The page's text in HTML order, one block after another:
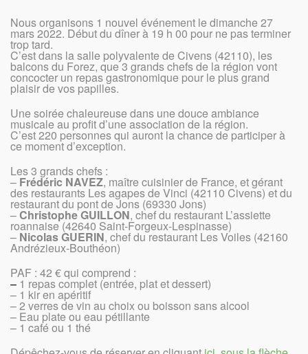
Nous organisons 1 nouvel événement le dimanche 27
mars 2022. Début du dîner à 19 h 00 pour ne pas terminer
trop tard.
C’est dans la salle polyvalente de Civens (42110), les
balcons du Forez, que 3 grands chefs de la région vont
concocter un repas gastronomique pour le plus grand
plaisir de vos papilles.
Une soirée chaleureuse dans une douce ambiance
musicale au profit d’une association de la région.
C’est 220 personnes qui auront la chance de participer à
ce moment d’exception.
Les 3 grands chefs :
– Frédéric NAVEZ, maître cuisinier de France, et gérant
des restaurants Les agapes de Vinci (42110 Civens) et du
restaurant du pont de Jons (69330 Jons)
–Christophe GUILLON, chef du restaurant L’assiette
roannaise (42640 Saint-Forgeux-Lespinasse)
– Nicolas GUERIN, chef du restaurant Les Voiles (42160
Andrézieux-Bouthéon)
PAF : 42 € qui comprend :
– 1 repas complet (entrée, plat et dessert)
– 1 kir en apéritif
– 2 verres de vin au choix ou boisson sans alcool
– Eau plate ou eau pétillante
– 1 café ou 1 thé